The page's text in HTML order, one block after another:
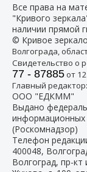
Все права на
"Кривого
наличии прямой
© Кривое
Волгограда,
Свидетельство о
77 - 87885от
Главный
ООО "ЕДКММ"
Выдано
информационных
(Роскомнадзор)
Телефон
400048,
Волгоград, пр-